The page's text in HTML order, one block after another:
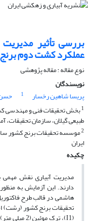
بررسی تأثیر
عملکرد کشت دوم
نوع مقاله : مقاله پژوهشی
نویسندگان
پریسا شاهین رخسار
1
1بخش تحقیقات فنی و مهندسی
طبیعی گیلان، سازمان تحقیقات،
2موسسه تحقیقات برنج کشور
ایران
چکیده
مدیریت آبیاری نقش
دارند. این آزمایش به
هاشمی در قالب طرح
تحقیقات برنج کشور (رشت)